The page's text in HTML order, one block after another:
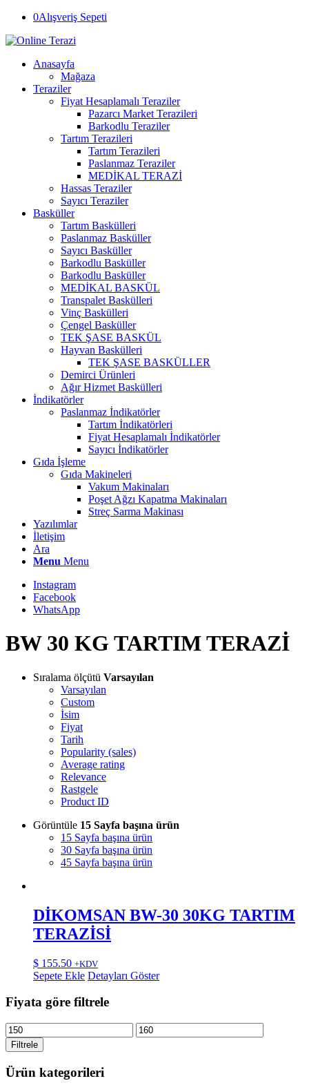
0Alışveriş Sepeti
Anasayfa
Mağaza
Teraziler
Fiyat Hesaplamalı Teraziler
Pazarcı Market Terazileri
Barkodlu Teraziler
Tartım Terazileri
Tartım Terazileri
Paslanmaz Teraziler
MEDİKAL TERAZİ
Hassas Teraziler
Sayıcı Teraziler
Basküller
Tartım Baskülleri
Paslanmaz Basküller
Sayıcı Basküller
Barkodlu Basküller
Barkodlu Basküller
MEDİKAL BASKÜL
Transpalet Baskülleri
Vinç Baskülleri
Çengel Basküller
TEK ŞASE BASKÜL
Hayvan Baskülleri
TEK ŞASE BASKÜLLER
Demirci Ürünleri
Ağır Hizmet Baskülleri
İndikatörler
Paslanmaz İndikatörler
Tartım İndikatörleri
Fiyat Hesaplamalı İndikatörler
Sayıcı İndikatörler
Gıda İşleme
Gıda Makineleri
Vakum Makinaları
Poşet Ağzı Kapatma Makinaları
Streç Sarma Makinası
Yazılımlar
İletişim
Ara
Menu Menu
Instagram
Facebook
WhatsApp
BW 30 KG TARTIM TERAZİ
Sıralama ölçütü Varsayılan
Varsayılan
Custom
İsim
Fiyat
Tarih
Popularity (sales)
Average rating
Relevance
Rastgele
Product ID
Görüntüle 15 Sayfa başına ürün
15 Sayfa başına ürün
30 Sayfa başına ürün
45 Sayfa başına ürün
DİKOMSAN BW-30 30KG TARTIM
TERAZİSİ
$ 155.50 +KDV
Sepete Ekle Detayları Göster
Fiyata göre filtrele
En
düşük
fiyat
En
yüksek
Filtrele
Ürün kategorileri